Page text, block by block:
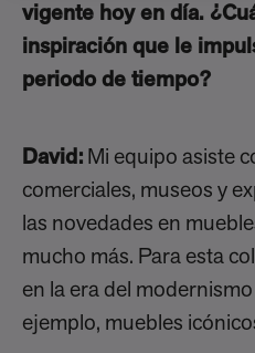
vigente hoy en día.
inspiración que le
periodo de tiempo?
David: Mi equipo asiste
comerciales, museos y
las novedades en
mucho más. Para esta
en la era del
ejemplo, muebles